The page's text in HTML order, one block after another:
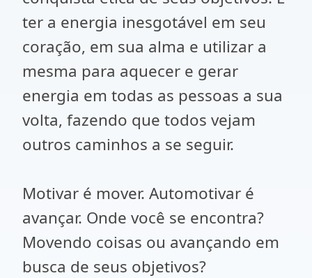
ter a energia inesgotável em seu
coração, em sua alma e utilizar a
mesma para aquecer e gerar
energia em todas as pessoas a sua
volta, fazendo que todos vejam
outros caminhos a se seguir.
Motivar é mover. Automotivar é
avançar. Onde você se encontra?
Movendo coisas ou avançando em
busca de seus objetivos?